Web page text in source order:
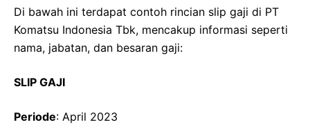
Di bawah ini terdapat contoh rincian slip gaji di PT
Komatsu Indonesia Tbk, mencakup informasi seperti
nama, jabatan, dan besaran gaji:
SLIP GAJI
Periode: April 2023